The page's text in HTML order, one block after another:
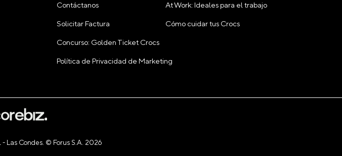
Contáctanos
Solicitar Factura
Concurso: Golden Ticket Crocs
Política de Privacidad de Marketing
At Work: Ideales para el trabajo
Cómo cuidar tus Crocs
Las Condes. © Forus S.A. 2026